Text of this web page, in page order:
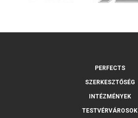
PERFECTS
SZERKESZTŐSÉG
INTÉZMÉNYEK
TESTVÉRVÁROSOK